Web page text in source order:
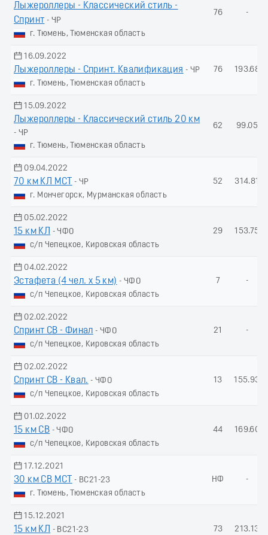
Лыжероллеры - Классический стиль -
Спринт - ЧР
г. Тюмень, Тюменская область
76 -
16.09.2022
Лыжероллеры - Спринт. Квалификация - ЧР
г. Тюмень, Тюменская область
76 193.68
15.09.2022
Лыжероллеры - Классический стиль 20 км
- ЧР
г. Тюмень, Тюменская область
62 99.05
09.04.2022
70 км КЛ МСТ
- ЧР
г. Мончегорск, Мурманская область
52 314.81
05.02.2022
15 км КЛ
- ЧФО
с/п Чепецкое, Кировская область
29 153.75
04.02.2022
Эстафета (4 чел. х 5 км) - ЧФО
с/п Чепецкое, Кировская область
7 -
02.02.2022
Спринт СВ - Финал - ЧФО
с/п Чепецкое, Кировская область
21 -
02.02.2022
Спринт СВ - Квал. - ЧФО
с/п Чепецкое, Кировская область
13 155.93
01.02.2022
15 км СВ - ЧФО
с/п Чепецкое, Кировская область
44 169.60
17.12.2021
30 км СВ МСТ
- ВС21-23
г. Тюмень, Тюменская область
НФ -
15.12.2021
15 км КЛ
- ВС21-23
73 213.13